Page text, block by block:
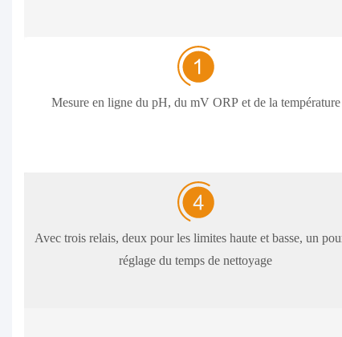
Mesure en ligne du pH, du mV ORP et de la température
Avec trois relais, deux pour les limites haute et basse, un
réglage du temps de nettoyage